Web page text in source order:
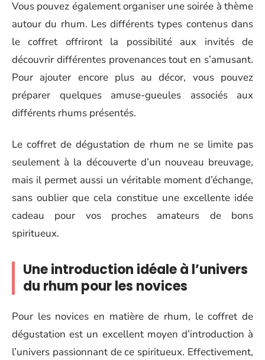
Vous pouvez également organiser une soirée à thème
autour du rhum. Les différents types contenus dans
le coffret offriront la possibilité aux invités de
découvrir différentes provenances tout en s’amusant.
Pour ajouter encore plus au décor, vous pouvez
préparer quelques amuse-gueules associés aux
différents rhums présentés.
Le coffret de dégustation de rhum ne se limite pas
seulement à la découverte d’un nouveau breuvage,
mais il permet aussi un véritable moment d’échange,
sans oublier que cela constitue une excellente idée
cadeau pour vos proches amateurs de bons
spiritueux.
Une introduction idéale à l’univers
du rhum pour les novices
Pour les novices en matière de rhum, le coffret de
dégustation est un excellent moyen d’introduction à
l’univers passionnant de ce spiritueux. Effectivement,